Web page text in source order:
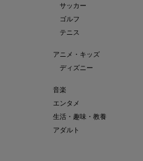
サッカー
ゴルフ
テニス
アニメ・キッズ
ディズニー
音楽
エンタメ
生活・趣味・教養
アダルト